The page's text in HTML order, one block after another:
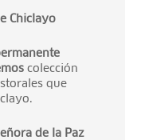
Chiclayo
colección
que
de la Paz